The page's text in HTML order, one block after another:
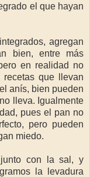
el que hayan
agregan
bien, entre más
en realidad no
que llevan
anís, bien pueden
lleva. Igualmente
pues el pan no
pero pueden
miedo.
con la sal, y
la levadura